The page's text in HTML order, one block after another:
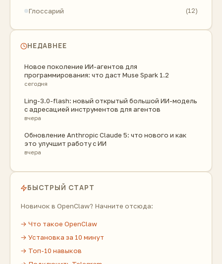
Глоссарий (12)
НЕДАВНЕЕ
Новое поколение ИИ-агентов для
программирования: что даст Muse Spark 1.2
сегодня
Ling-3.0-flash: новый открытый большой ИИ-модель
с адресацией инструментов для агентов
вчера
Обновление Anthropic Claude 5: что нового и как
это улучшит работу с ИИ
вчера
БЫСТРЫЙ СТАРТ
Новичок в OpenClaw? Начните отсюда:
→ Что такое OpenClaw
→ Установка за 10 минут
→ Топ-10 навыков